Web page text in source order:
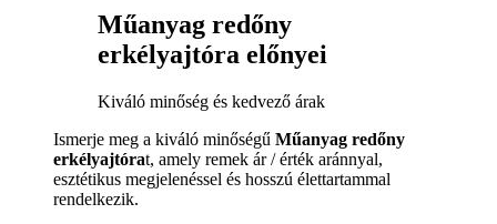
Műanyag redőny
erkélyajtóra előnyei
Kiváló minőség és kedvező árak
Ismerje meg a kiváló minőségű Műanyag redőny
erkélyajtórat, amely remek ár / érték aránnyal,
esztétikus megjelenéssel és hosszú élettartammal
rendelkezik.